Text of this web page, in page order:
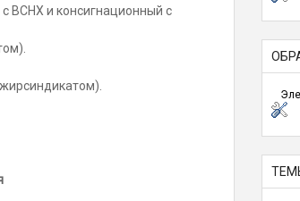
ВСНХ и консигнационный с